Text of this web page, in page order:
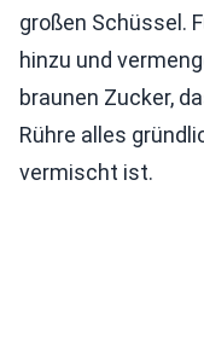
großen Schüssel.
hinzu und
braunen Zucker,
Rühre alles
vermischt ist.